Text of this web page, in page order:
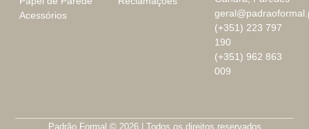
Acessórios
(+351) 223 797
190
(+351) 962 863
009
Padrão Formal © 2026 | Todos os direitos reservados